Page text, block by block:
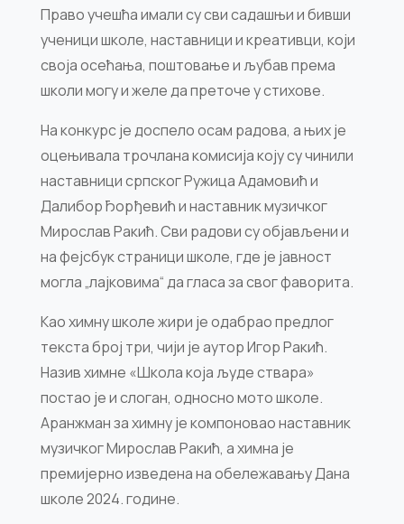
Право учешћа имали су сви садашњи и бивши
ученици школе, наставници и креативци, који
своја осећања, поштовање и љубав према
школи могу и желе да преточе у стихове.
На конкурс је доспело осам радова, а њих је
оцењивала трочлана комисија коју су чинили
наставници српског Ружица Адамовић и
Далибор Ђорђевић и наставник музичког
Мирослав Ракић. Сви радови су објављени и
на фејсбук страници школе, где је јавност
могла „лајковима“ да гласа за свог фаворита.
Као химну школе жири је одабрао предлог
текста број три, чији је аутор Игор Ракић.
Назив химне «Школа која људе ствара»
постао је и слоган, односно мото школе.
Аранжман за химну је компоновао наставник
музичког Мирослав Ракић, а химна је
премијерно изведена на обележавању Дана
школе 2024. године.